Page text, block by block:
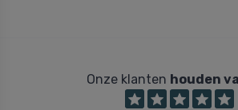
Onze klanten houden